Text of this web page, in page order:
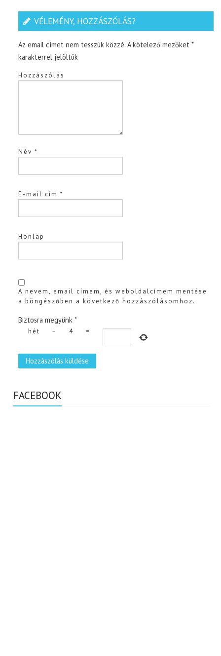
VÉLEMÉNY, HOZZÁSZÓLÁS?
Az email címet nem tesszük közzé. A kötelező mezőket*
karakterrel jelöltük
Hozzászólás
Név*
E-mail cím*
Honlap
A nevem, email címem, és weboldalcímem mentése
a böngészőben a következő hozzászólásomhoz.
Biztosra megyünk *
hét − 4 =
FACEBOOK